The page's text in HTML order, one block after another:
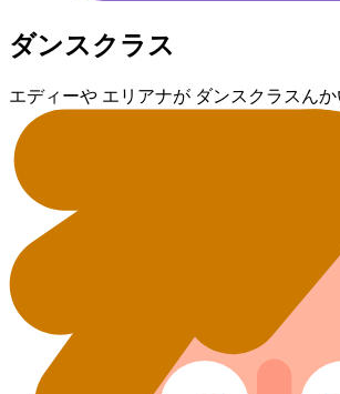
ダンス⁠クラス
エディー⁠や エリアナ⁠が ダンス⁠クラス⁠んか